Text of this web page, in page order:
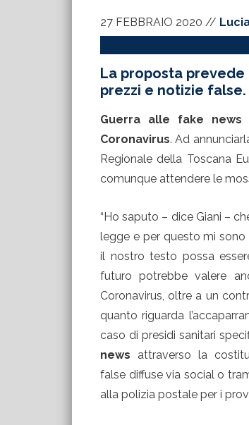
27 FEBBRAIO 2020 //
La proposta
prezzi e notizie
Guerra alle fake news
Coronavirus. Ad
Regionale della Toscana
comunque attendere le
“Ho saputo – dice Giani –
legge e per questo mi
il nostro testo possa
futuro potrebbe valere
Coronavirus, oltre a un
quanto riguarda
caso di presidi sanitari
news attraverso la
false diffuse via social o
alla polizia postale per i